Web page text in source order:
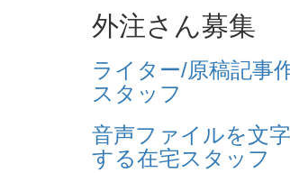
外注さん募集
ライター/原稿記事
スタッフ
音声ファイルを文
する在宅スタッフ